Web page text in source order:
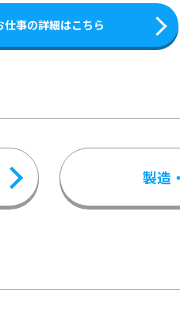
仕事の詳細はこちら
製造